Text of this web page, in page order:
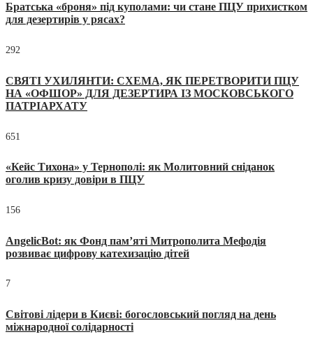
Братська «броня» під куполами: чи стане ПЦУ прихистком
для дезертирів у рясах?
292
СВЯТІ УХИЛЯНТИ: СХЕМА, ЯК ПЕРЕТВОРИТИ ПЦУ
НА «ОФШОР» ДЛЯ ДЕЗЕРТИРА ІЗ МОСКОВСЬКОГО
ПАТРІАРХАТУ
651
«Кейс Тихона» у Тернополі: як Молитовний сніданок
оголив кризу довіри в ПЦУ
156
AngelicBot: як Фонд пам’яті Митрополита Мефодія
розвиває цифрову катехизацію дітей
7
Світові лідери в Києві: богословський погляд на день
міжнародної солідарності